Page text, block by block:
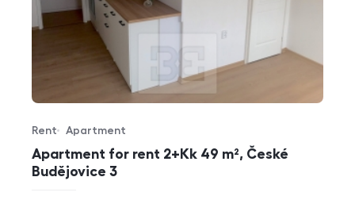
Apartment for rent 2+Kk 49 m², České
Budějovice 3
Offer type
Rent
Property type
Apartment